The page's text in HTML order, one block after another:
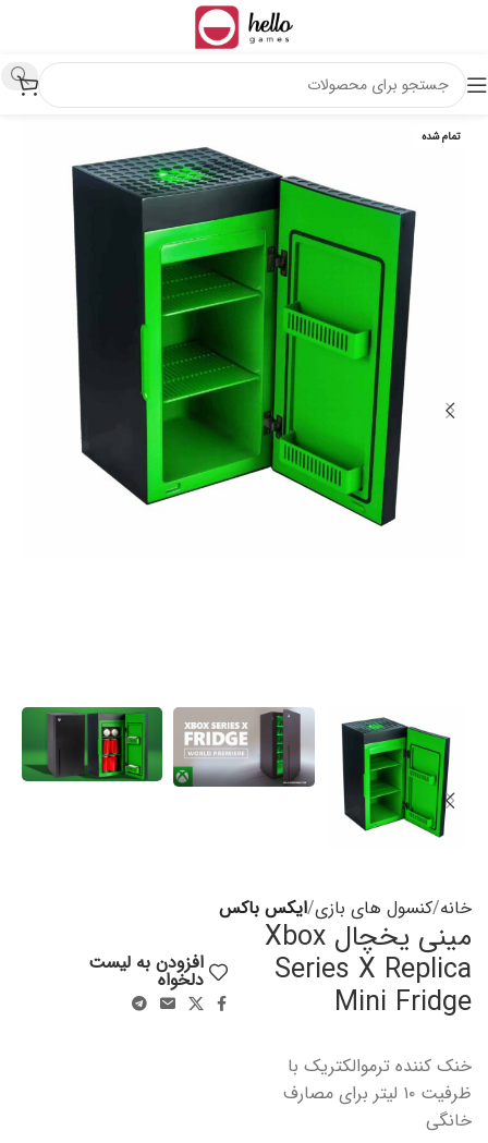
تمام شده
خانه کنسول های بازی ایکس باکس
مینی یخچال Xbox
Series X Replica
Mini Fridge
خنک کننده ترموالکتریک با
ظرفیت ۱۰ لیتر برای مصارف
خانگی
افزودن به لیست
دلخواه